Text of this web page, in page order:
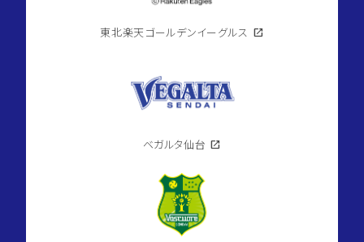
東北楽天ゴールデンイーグルス open_in_new
ベガルタ仙台 open_in_new